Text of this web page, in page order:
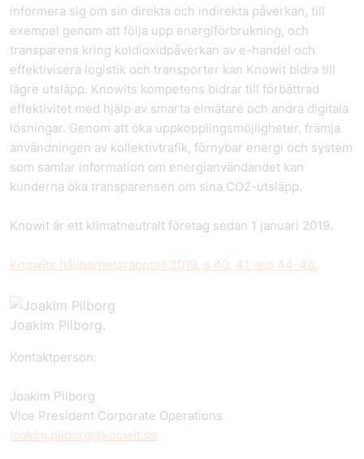
informera sig om sin direkta och indirekta påverkan, till
exempel genom att följa upp energiförbrukning, och
transparens kring koldioxidpåverkan av e-handel och
effektivisera logistik och transporter kan Knowit bidra till
lägre utsläpp. Knowits kompetens bidrar till förbättrad
effektivitet med hjälp av smarta elmätare och andra digitala
lösningar. Genom att öka uppkopplingsmöjligheter, främja
användningen av kollektivtrafik, förnybar energi och system
som samlar information om energianvändandet kan
kunderna öka transparensen om sina CO2-utsläpp.
Knowit är ett klimatneutralt företag sedan 1 januari 2019.
Knowits hållbarhetsrapport 2019, s 40, 41 och 44-46.
Joakim Pilborg.
Kontaktperson:
Joakim Pilborg
Vice President Corporate Operations
joakim.pilborg@knowit.se